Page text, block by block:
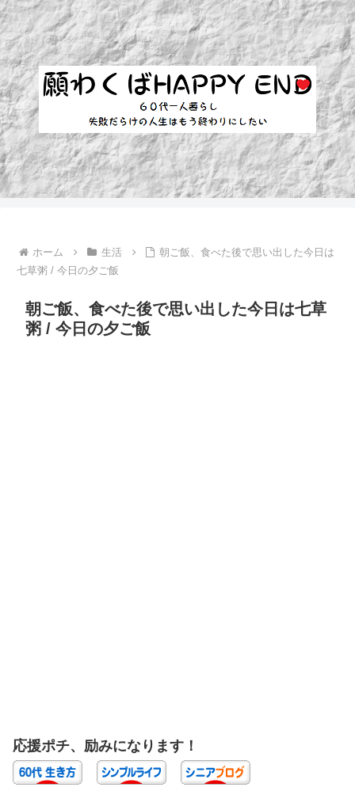
ホーム 生活
朝ご飯、食べた後で思い出した今日は
七草粥 / 今日の夕ご飯
朝ご飯、食べた後で思い出した今日は七草
粥 / 今日の夕ご飯
応援ポチ、励みになります！